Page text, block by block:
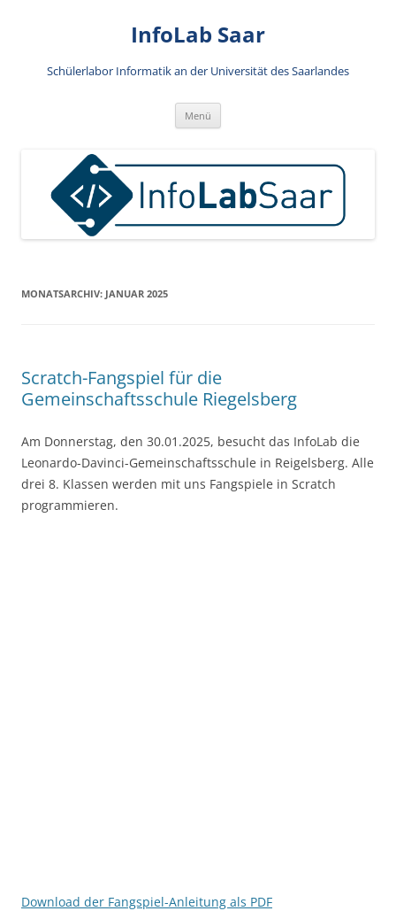
InfoLab Saar
Schülerlabor Informatik an der Universität des Saarlandes
Menü
MONATSARCHIV: JANUAR 2025
Scratch-Fangspiel für die
Gemeinschaftsschule Riegelsberg
Am Donnerstag, den 30.01.2025, besucht das InfoLab die
Leonardo-Davinci-Gemeinschaftsschule in Reigelsberg. Alle
drei 8. Klassen werden mit uns Fangspiele in Scratch
programmieren.
Download der Fangspiel-Anleitung als PDF